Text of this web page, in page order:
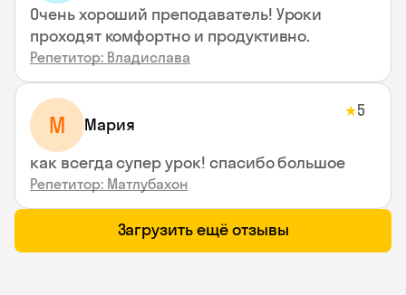
Очень хороший преподаватель! Уроки
проходят комфортно и продуктивно.
Репетитор: Владислава
М Мария
★5
как всегда супер урок! спасибо большое
Репетитор: Матлубахон
Загрузить ещё отзывы